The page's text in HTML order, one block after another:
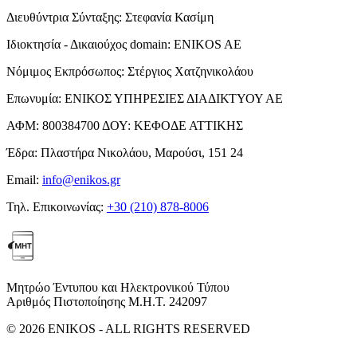
Διευθύντρια Σύνταξης: Στεφανία Κασίμη
Ιδιοκτησία - Δικαιούχος domain: ENIKOS AE
Νόμιμος Εκπρόσωπος: Στέργιος Χατζηνικολάου
Επωνυμία: ΕΝΙΚΟΣ ΥΠΗΡΕΣΙΕΣ ΔΙΑΔΙΚΤΥΟΥ ΑΕ
ΑΦΜ: 800384700 ΔΟΥ: ΚΕΦΟΔΕ ΑΤΤΙΚΗΣ
Έδρα: Πλαστήρα Νικολάου, Μαρούσι, 151 24
Email: info@enikos.gr
Τηλ. Επικοινωνίας: +30 (210) 878-8006
Μητρώο Έντυπου και Ηλεκτρονικού Τύπου
Αριθμός Πιστοποίησης Μ.Η.Τ. 242097
© 2026 ENIKOS - ALL RIGHTS RESERVED